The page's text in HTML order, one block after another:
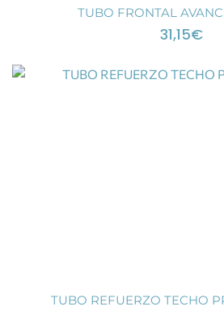
TUBO FRONTAL
31,15€
TUBO REFUERZO TECHO